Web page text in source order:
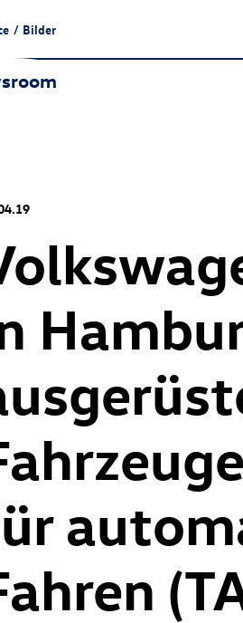
/ Bilder